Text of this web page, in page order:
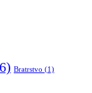
Bratrstvo (1)